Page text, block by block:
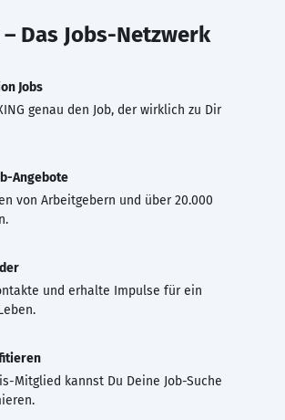
– Das Jobs-Netzwerk
Jobs
genau den Job, der wirklich zu Dir
Angebote
von Arbeitgebern und über 20.000
und erhalte Impulse für ein
Mitglied kannst Du Deine Job-Suche